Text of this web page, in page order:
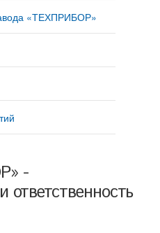
«ТЕХПРИБОР»
-